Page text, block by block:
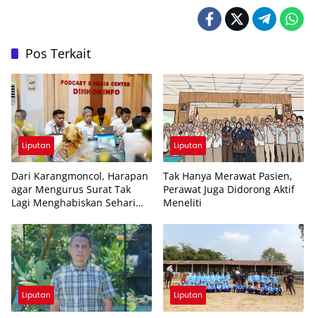
Pos Terkait
Liputan
Dari Karangmoncol, Harapan
agar Mengurus Surat Tak
Lagi Menghabiskan Sehari
Liputan
Tak Hanya Merawat Pasien,
Perawat Juga Didorong Aktif
Meneliti
Liputan Liputan